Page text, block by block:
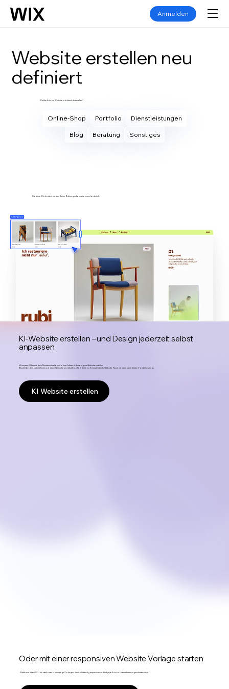
Anmelden
Website erstellen neu
definiert
Welche Art von Website möchtest du erstellen?
Online-Shop Portfolio Dienstleistungen
Blog Beratung Sonstiges
Probiere Wix kostenlos aus. Keine Zahlungsinformationen erforderlich.
KI-Website erstellen – und Design jederzeit selbst
anpassen
Mit unserer KI kannst du in Minutenschnelle und ohne Aufwand deine eigene Website erstellen:
Beschreibe dein Unternehmen und deine Wünsche und erhalte sofort deine voll einsatzbereite Website. Passe sie dann nach deinen Vorstellungen an.
KI Website erstellen
Oder mit einer responsiven Website Vorlage starten
Wähle aus über 800+ kostenlosen Homepage Vorlagen, die vollständig anpassbar und auf jede Art von Unternehmen zugeschnitten sind.